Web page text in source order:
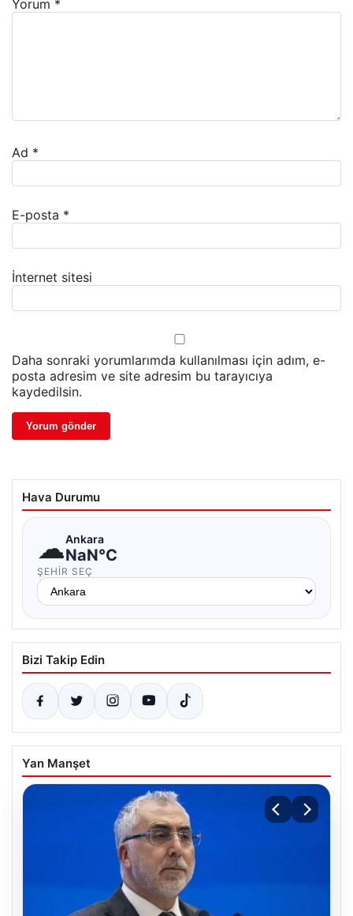
Yorum *
Ad *
E-posta *
İnternet sitesi
Daha sonraki yorumlarımda kullanılması için adım, e-
posta adresim ve site adresim bu tarayıcıya
kaydedilsin.
Hava Durumu
☁Ankara
NaN°C
ŞEHIR SEÇ
Bizi Takip Edin
Yan Manşet